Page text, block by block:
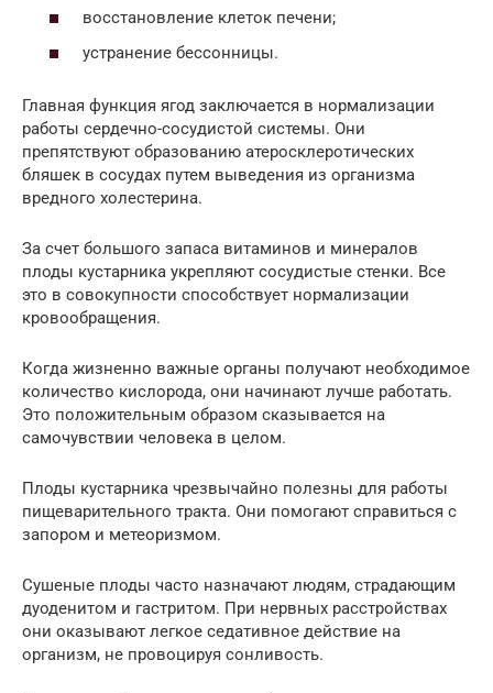
восстановление клеток печени;
устранение бессонницы.
Главная функция ягод заключается в нормализации
работы сердечно-сосудистой системы. Они
препятствуют образованию атеросклеротических
бляшек в сосудах путем выведения из организма
вредного холестерина.
За счет большого запаса витаминов и минералов
плоды кустарника укрепляют сосудистые стенки. Все
это в совокупности способствует нормализации
кровообращения.
Когда жизненно важные органы получают необходимое
количество кислорода, они начинают лучше работать.
Это положительным образом сказывается на
самочувствии человека в целом.
Плоды кустарника чрезвычайно полезны для работы
пищеварительного тракта. Они помогают справиться с
запором и метеоризмом.
Сушеные плоды часто назначают людям, страдающим
дуоденитом и гастритом. При нервных расстройствах
они оказывают легкое седативное действие на
организм, не провоцируя сонливость.